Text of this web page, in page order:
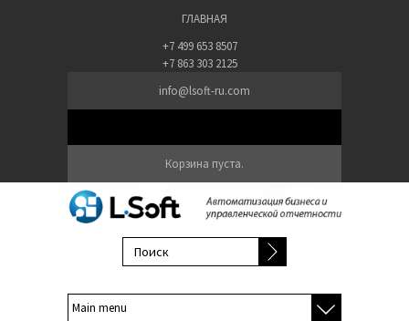
ГЛАВНАЯ
+7 499 653 8507
+7 863 303 2125
info@lsoft-ru.com
Корзина пуста.
Форма поиска